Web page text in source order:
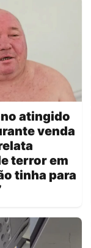
atingido
venda
terror em
tinha para